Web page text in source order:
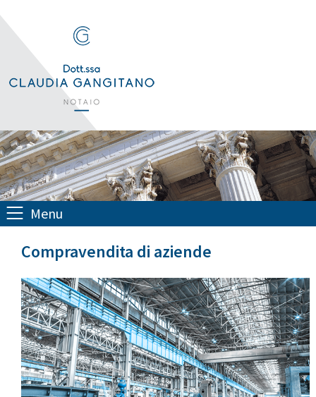
Menu
Compravendita di aziende